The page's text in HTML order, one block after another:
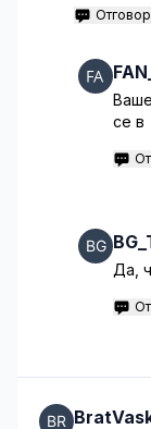
се в
Да,